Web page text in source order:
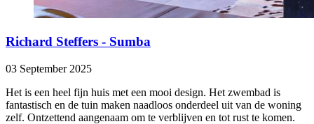
Richard Steffers - Sumba
03 September 2025
Het is een heel fijn huis met een mooi design. Het zwembad is
fantastisch en de tuin maken naadloos onderdeel uit van de woning
zelf. Ontzettend aangenaam om te verblijven en tot rust te komen.